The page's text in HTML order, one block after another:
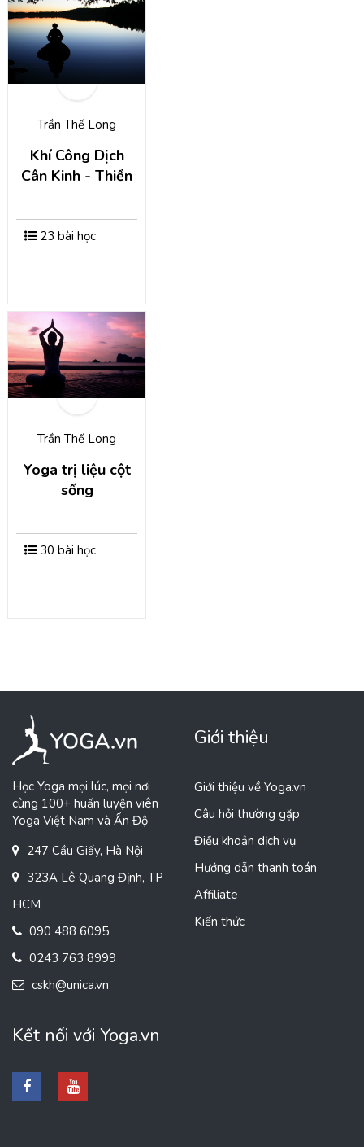
Trần Thế Long
Khí Công Dịch
Cân Kinh - Thiền
23 bài học
Trần Thế Long
Yoga trị liệu cột
sống
30 bài học
Học Yoga mọi lúc, mọi nơi
cùng 100+ huấn luyện viên
Yoga Việt Nam và Ấn Độ
247 Cầu Giấy, Hà Nội
323A Lê Quang Định, TP
HCM
090 488 6095
0243 763 8999
cskh@unica.vn
Giới thiệu
Giới thiệu về Yoga.vn
Câu hỏi thường gặp
Điều khoản dịch vụ
Hướng dẫn thanh toán
Affiliate
Kiến thức
Kết nối với Yoga.vn